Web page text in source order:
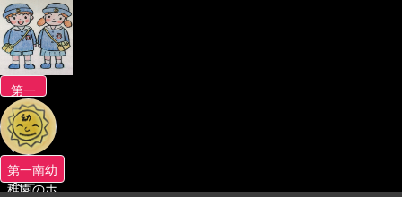
第一
南幼
稚園
のホ
ーム
ペー
第一南幼
稚園のホ